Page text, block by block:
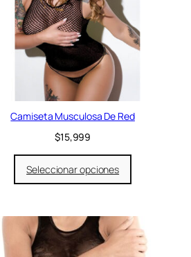
Camiseta Musculosa De Red
$15,999
Seleccionar opciones